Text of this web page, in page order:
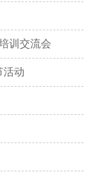
训交流会
活动